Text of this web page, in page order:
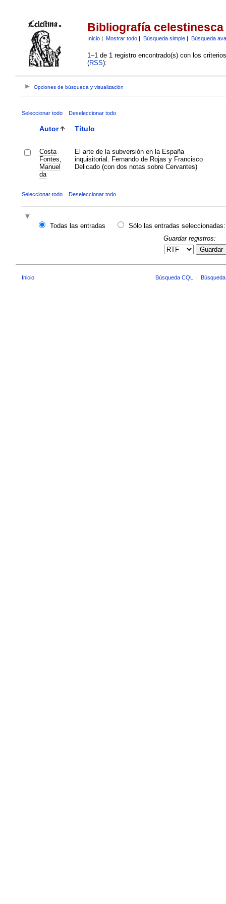
Bibliografía celestinesca
Inicio| Mostrar todo| Búsqueda simple| Búsqueda
1–1 de 1 registro encontrado(s) con los
(RSS):
Opciones de búsqueda y visualización
Seleccionar todo Deseleccionar todo
Autor Título
Costa
Fontes,
Manuel
da
El arte de la subversión en la España
inquisitorial. Fernando de Rojas y Francisco
Delicado (con dos notas sobre Cervantes)
Seleccionar todo Deseleccionar todo
Todas las entradas
Sólo las entradas seleccionadas:
Guardar registros:
Guardar
Inicio Búsqueda CQL